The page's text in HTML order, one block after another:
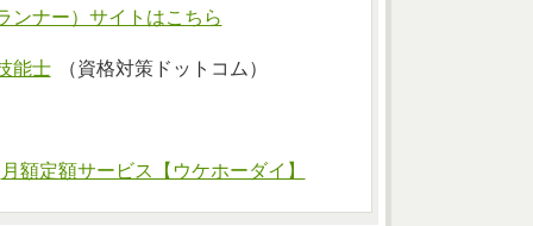
ンナー）サイトはこちら
能士 （資格対策ドットコム）
月額定額サービス【ウケホーダイ】